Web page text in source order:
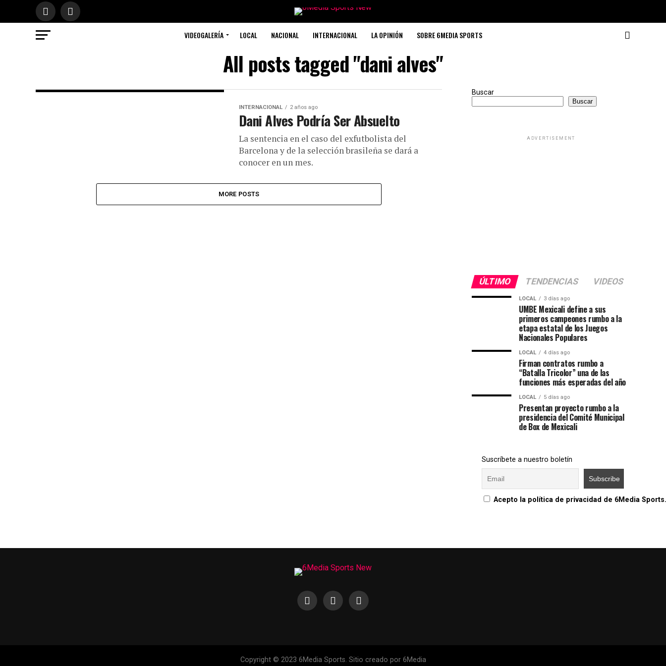
VIDEOGALERÍA LOCAL NACIONAL INTERNACIONAL LA OPINIÓN SOBRE 6MEDIA SPORTS
All posts tagged "dani alves"
INTERNACIONAL 2 años ago
Dani Alves Podría Ser Absuelto
La sentencia en el caso del exfutbolista del
Barcelona y de la selección brasileña se dará a
conocer en un mes.
MORE POSTS
Buscar
Buscar
ADVERTISEMENT
ÚLTIMO TENDENCIAS VIDEOS
LOCAL 3 días ago
UMBE Mexicali define a sus
primeros campeones rumbo a la
etapa estatal de los Juegos
Nacionales Populares
LOCAL 4 días ago
Firman contratos rumbo a
“Batalla Tricolor” una de las
funciones más esperadas del año
LOCAL 5 días ago
Presentan proyecto rumbo a la
presidencia del Comité Municipal
de Box de Mexicali
Suscríbete a nuestro boletín
Acepto la política de privacidad de 6Media Sports.
Copyright © 2023 6Media Sports. Sitio creado por 6Media